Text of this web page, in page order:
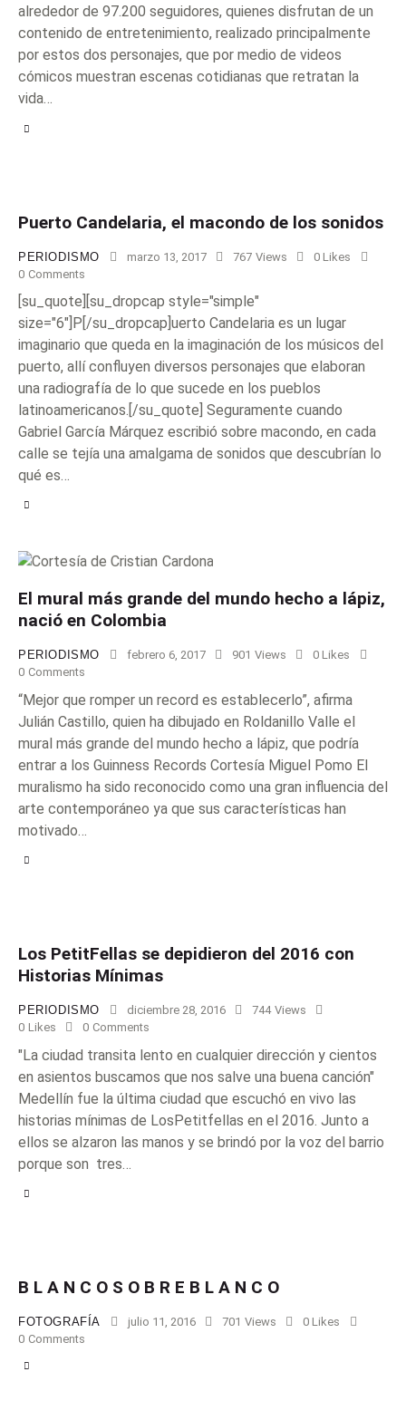
alrededor de 97.200 seguidores, quienes disfrutan de un
contenido de entretenimiento, realizado principalmente
por estos dos personajes, que por medio de videos
cómicos muestran escenas cotidianas que retratan la
vida…
Puerto Candelaria, el macondo de los sonidos
PERIODISMO marzo 13, 2017 767 Views 0 Likes
0 Comments
[su_quote][su_dropcap style="simple"
size="6"]P[/su_dropcap]uerto Candelaria es un lugar
imaginario que queda en la imaginación de los músicos del
puerto, allí confluyen diversos personajes que elaboran
una radiografía de lo que sucede en los pueblos
latinoamericanos.[/su_quote] Seguramente cuando
Gabriel García Márquez escribió sobre macondo, en cada
calle se tejía una amalgama de sonidos que descubrían lo
qué es…
El mural más grande del mundo hecho a lápiz,
nació en Colombia
PERIODISMO febrero 6, 2017 901 Views 0 Likes
0 Comments
“Mejor que romper un record es establecerlo”, afirma
Julián Castillo, quien ha dibujado en Roldanillo Valle el
mural más grande del mundo hecho a lápiz, que podría
entrar a los Guinness Records Cortesía Miguel Pomo El
muralismo ha sido reconocido como una gran influencia del
arte contemporáneo ya que sus características han
motivado…
Los PetitFellas se depidieron del 2016 con
Historias Mínimas
PERIODISMO diciembre 28, 2016 744 Views
0 Likes 0 Comments
"La ciudad transita lento en cualquier dirección y cientos
en asientos buscamos que nos salve una buena canción"
Medellín fue la última ciudad que escuchó en vivo las
historias mínimas de LosPetitfellas en el 2016. Junto a
ellos se alzaron las manos y se brindó por la voz del barrio
porque son tres…
B L A N C O S O B R E B L A N C O
FOTOGRAFÍA julio 11, 2016 701 Views 0 Likes
0 Comments